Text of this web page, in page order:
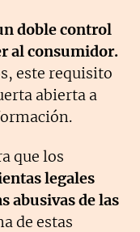
doble control
al consumidor.
este requisito
abierta a
que los
legales
abusivas de las
de estas